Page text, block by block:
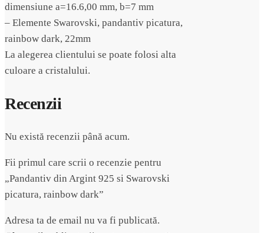
dimensiune a=16.6,00 mm, b=7 mm
– Elemente Swarovski, pandantiv picatura,
rainbow dark, 22mm
La alegerea clientului se poate folosi alta
culoare a cristalului.
Recenzii
Nu există recenzii până acum.
Fii primul care scrii o recenzie pentru
„Pandantiv din Argint 925 si Swarovski
picatura, rainbow dark”
Adresa ta de email nu va fi publicată.